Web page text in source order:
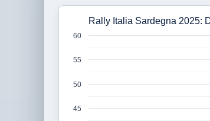
Rally Italia Sardegna 2025:
45
50
55
60